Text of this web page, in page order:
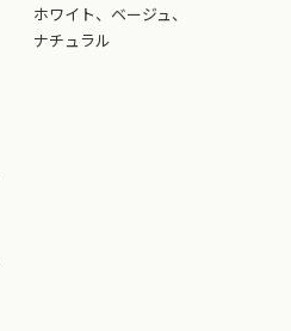
ホワイト、ベージュ、
ナチュラル